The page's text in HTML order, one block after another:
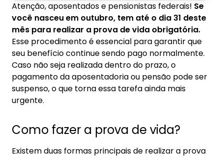
1. Como fazer a prova de vida?
2. Por que a prova de vida é importante?
3. E se eu não conseguir realizar a prova de
vida?
Atenção, aposentados e pensionistas federais! Se
você nasceu em outubro, tem até o dia 31 deste
mês para realizar a prova de vida obrigatória.
Esse procedimento é essencial para garantir que
seu benefício continue sendo pago normalmente.
Caso não seja realizada dentro do prazo, o
pagamento da aposentadoria ou pensão pode ser
suspenso, o que torna essa tarefa ainda mais
urgente.
Como fazer a prova de vida?
Existem duas formas principais de realizar a prova